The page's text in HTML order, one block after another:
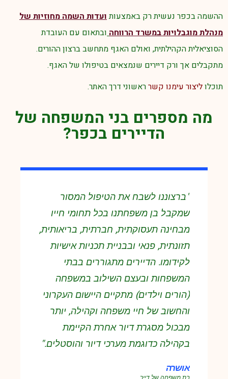
ההשמה בכפר נעשית רק באמצעותועדות השמה מחוזיות של
מנהלת מוגבלויות במשרד הרווחה ובתאום עם העובדת
הסוציאלית הקהילתית, ואולם האגף מתחשב ברצון ההורים.
מתקבלים אך ורק דיירים שנמצאים בטיפולו של האגף.
תוכלוליצור עימנו קשרראשוני דרך האתר.
מה מספרים בני המשפחה של
הדיירים בכפר?
"ברצוננו לשבח את הטיפול המסור
שמקבל בן משפחתנו בכל תחומי חייו
מבחינה תעסוקתית, חברתית, בריאותית,
תזונתית, פנאי ובבניית תכניות אישיות
לקידומו. הדיירים מתגוררים בבתי
המשפחות ובעצם השילוב במשפחה
(הורים וילדים) מתקיים היישום העקרוני
והחשוב של חיי משפחה וקהילה, יותר
מבכול מסגרת דיור אחרת הקיימת
בקהילה כדוגמת מערכי דיור והוסטלים."
אושרה
בת משפחה של דייר